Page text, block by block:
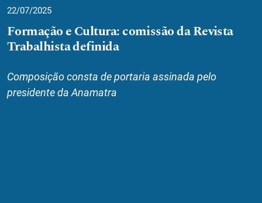
22/07/2025
Formação e Cultura: comissão da Revista
Trabalhista definida
Composição consta de portaria assinada pelo
presidente da Anamatra